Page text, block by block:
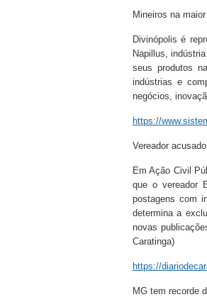
Mineiros na
Divinópolis é
Napillus,
seus produtos
indústrias e
negócios,
https://
Vereador
Em Ação Civil
que o vereador
postagens com
determina a
novas
Caratinga)
https://
MG tem recorde